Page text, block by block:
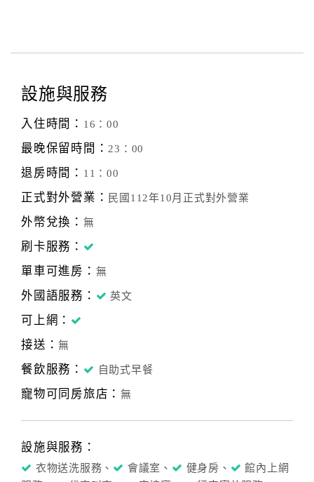
設施與服務
入住時間： 16：00
最晚保留時間：23：00
退房時間： 11：00
正式對外營業： 民國112年10月正式對外營業
外幣兌換： 無
刷卡服務：
單車可進房： 無
外國語服務： 英文
可上網：
接送：無
餐飲服務： 自助式早餐
寵物可同房旅店： 無
設施與服務：
衣物送洗服務、 會議室、 健身房、
館內上網